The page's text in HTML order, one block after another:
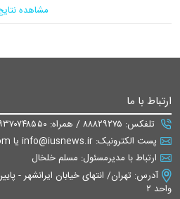
مشاهده
ارتباط با ما
تلفکس: ۸۸۸۲۹۲۷۵ / همراه: ۰۹۳۷۰۷۴۸۵۵۰
پست الکترونیک: info@iusnews.ir یا eiusnews@gmail.com
ارتباط با مدیرمسئول: مسلم خلخال
واحد ۲